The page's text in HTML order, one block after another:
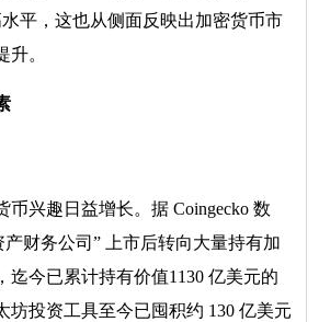
平，这也从侧面反映出加密货币市
。
币兴趣日益增长。据 Coingecko 数
财务公司” 上市后转向大量持有加
迄今已累计持有价值1130 亿美元的
坊投资工具至今已囤积约 130 亿美元